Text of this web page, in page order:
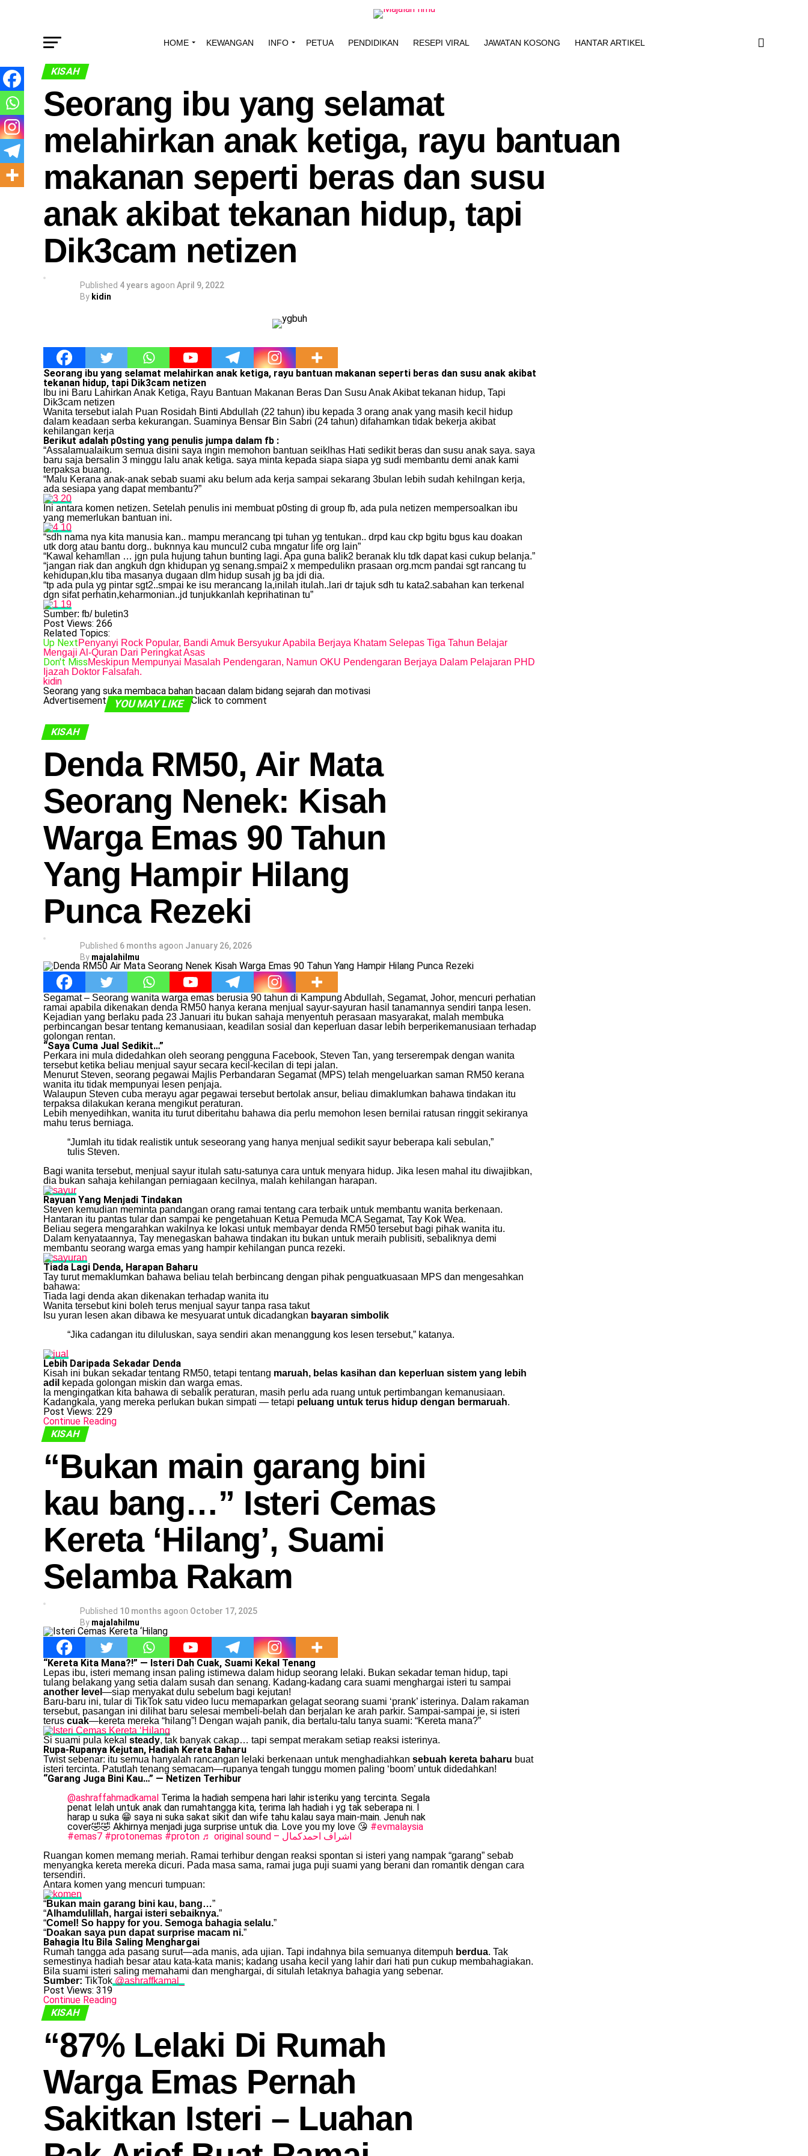
HOME KEWANGAN INFO PETUA PENDIDIKAN RESEPI VIRAL JAWATAN KOSONG HANTAR ARTIKEL
KISAH
Seorang ibu yang selamat
melahirkan anak ketiga, rayu bantuan
makanan seperti beras dan susu
anak akibat tekanan hidup, tapi
Dik3cam netizen
Published 4 years agoon April 9, 2022
By kidin
Seorang ibu yang selamat melahirkan anak ketiga, rayu bantuan makanan seperti beras dan susu anak akibat
tekanan hidup, tapi Dik3cam netizen
Ibu ini Baru Lahirkan Anak Ketiga, Rayu Bantuan Makanan Beras Dan Susu Anak Akibat tekanan hidup, Tapi
Dik3cam netizen
Wanita tersebut ialah Puan Rosidah Binti Abdullah (22 tahun) ibu kepada 3 orang anak yang masih kecil hidup
dalam keadaan serba kekurangan. Suaminya Bensar Bin Sabri (24 tahun) difahamkan tidak bekerja akibat
kehilangan kerja
Berikut adalah p0sting yang penulis jumpa dalam fb :
“Assalamualaikum semua disini saya ingin memohon bantuan seiklhas Hati sedikit beras dan susu anak saya. saya
baru saja bersalin 3 minggu lalu anak ketiga. saya minta kepada siapa siapa yg sudi membantu demi anak kami
terpaksa buang.
“Malu Kerana anak-anak sebab suami aku belum ada kerja sampai sekarang 3bulan lebih sudah kehilngan kerja,
ada sesiapa yang dapat membantu?”
Ini antara komen netizen. Setelah penulis ini membuat p0sting di group fb, ada pula netizen mempersoalkan ibu
yang memerlukan bantuan ini.
“sdh nama nya kita manusia kan.. mampu merancang tpi tuhan yg tentukan.. drpd kau ckp bgitu bgus kau doakan
utk dorg atau bantu dorg.. buknnya kau muncul2 cuba mngatur life org lain”
“Kawal keham!lan … jgn pula hujung tahun bunting lagi. Apa guna balik2 beranak klu tdk dapat kasi cukup belanja.”
“jangan riak dan angkuh dgn khidupan yg senang.smpai2 x mempedulikn prasaan org.mcm pandai sgt rancang tu
kehidupan,klu tiba masanya dugaan dlm hidup susah jg ba jdi dia.
“tp ada pula yg pintar sgt2..smpai ke isu merancang la,inilah itulah..lari dr tajuk sdh tu kata2.sabahan kan terkenal
dgn sifat perhatin,keharmonian..jd tunjukkanlah keprihatinan tu”
Sumber: fb/ buletin3
Post Views: 266
Related Topics:
Up NextPenyanyi Rock Popular, Bandi Amuk Bersyukur Apabila Berjaya Khatam Selepas Tiga Tahun Belajar
Mengaji Al-Quran Dari Peringkat Asas
Don't MissMeskipun Mempunyai Masalah Pendengaran, Namun OKU Pendengaran Berjaya Dalam Pelajaran PHD
Ijazah Doktor Falsafah.
kidin
Seorang yang suka membaca bahan bacaan dalam bidang sejarah dan motivasi
Advertisement
YOU MAY LIKE Click to comment
KISAH
Denda RM50, Air Mata
Seorang Nenek: Kisah
Warga Emas 90 Tahun
Yang Hampir Hilang
Punca Rezeki
Published 6 months agoon January 26, 2026
By majalahilmu
Segamat – Seorang wanita warga emas berusia 90 tahun di Kampung Abdullah, Segamat, Johor, mencuri perhatian
ramai apabila dikenakan denda RM50 hanya kerana menjual sayur-sayuran hasil tanamannya sendiri tanpa lesen.
Kejadian yang berlaku pada 23 Januari itu bukan sahaja menyentuh perasaan masyarakat, malah membuka
perbincangan besar tentang kemanusiaan, keadilan sosial dan keperluan dasar lebih berperikemanusiaan terhadap
golongan rentan.
“Saya Cuma Jual Sedikit…”
Perkara ini mula didedahkan oleh seorang pengguna Facebook, Steven Tan, yang terserempak dengan wanita
tersebut ketika beliau menjual sayur secara kecil-kecilan di tepi jalan.
Menurut Steven, seorang pegawai Majlis Perbandaran Segamat (MPS) telah mengeluarkan saman RM50 kerana
wanita itu tidak mempunyai lesen penjaja.
Walaupun Steven cuba merayu agar pegawai tersebut bertolak ansur, beliau dimaklumkan bahawa tindakan itu
terpaksa dilakukan kerana mengikut peraturan.
Lebih menyedihkan, wanita itu turut diberitahu bahawa dia perlu memohon lesen bernilai ratusan ringgit sekiranya
mahu terus berniaga.
“Jumlah itu tidak realistik untuk seseorang yang hanya menjual sedikit sayur beberapa kali sebulan,”
tulis Steven.
Bagi wanita tersebut, menjual sayur itulah satu-satunya cara untuk menyara hidup. Jika lesen mahal itu diwajibkan,
dia bukan sahaja kehilangan perniagaan kecilnya, malah kehilangan harapan.
Rayuan Yang Menjadi Tindakan
Steven kemudian meminta pandangan orang ramai tentang cara terbaik untuk membantu wanita berkenaan.
Hantaran itu pantas tular dan sampai ke pengetahuan Ketua Pemuda MCA Segamat, Tay Kok Wea.
Beliau segera mengarahkan wakilnya ke lokasi untuk membayar denda RM50 tersebut bagi pihak wanita itu.
Dalam kenyataannya, Tay menegaskan bahawa tindakan itu bukan untuk meraih publisiti, sebaliknya demi
membantu seorang warga emas yang hampir kehilangan punca rezeki.
Tiada Lagi Denda, Harapan Baharu
Tay turut memaklumkan bahawa beliau telah berbincang dengan pihak penguatkuasaan MPS dan mengesahkan
bahawa:
Tiada lagi denda akan dikenakan terhadap wanita itu
Wanita tersebut kini boleh terus menjual sayur tanpa rasa takut
Isu yuran lesen akan dibawa ke mesyuarat untuk dicadangkan bayaran simbolik
“Jika cadangan itu diluluskan, saya sendiri akan menanggung kos lesen tersebut,” katanya.
Lebih Daripada Sekadar Denda
Kisah ini bukan sekadar tentang RM50, tetapi tentang maruah, belas kasihan dan keperluan sistem yang lebih
adil kepada golongan miskin dan warga emas.
Ia mengingatkan kita bahawa di sebalik peraturan, masih perlu ada ruang untuk pertimbangan kemanusiaan.
Kadangkala, yang mereka perlukan bukan simpati — tetapi peluang untuk terus hidup dengan bermaruah.
Post Views: 229
Continue Reading
KISAH
“Bukan main garang bini
kau bang…” Isteri Cemas
Kereta ‘Hilang’, Suami
Selamba Rakam
Published 10 months agoon October 17, 2025
By majalahilmu
“Kereta Kita Mana?!” — Isteri Dah Cuak, Suami Kekal Tenang
Lepas ibu, isteri memang insan paling istimewa dalam hidup seorang lelaki. Bukan sekadar teman hidup, tapi
tulang belakang yang setia dalam susah dan senang. Kadang-kadang cara suami menghargai isteri tu sampai
another level —siap menyakat dulu sebelum bagi kejutan!
Baru-baru ini, tular di TikTok satu video lucu memaparkan gelagat seorang suami ‘prank’ isterinya. Dalam rakaman
tersebut, pasangan ini dilihat baru selesai membeli-belah dan berjalan ke arah parkir. Sampai-sampai je, si isteri
terus cuak—kereta mereka “hilang”! Dengan wajah panik, dia bertalu-talu tanya suami: “Kereta mana?”
Si suami pula kekal steady, tak banyak cakap… tapi sempat merakam setiap reaksi isterinya.
Rupa-Rupanya Kejutan, Hadiah Kereta Baharu
Twist sebenar: itu semua hanyalah rancangan lelaki berkenaan untuk menghadiahkan sebuah kereta baharu buat
isteri tercinta. Patutlah tenang semacam—rupanya tengah tunggu momen paling ‘boom’ untuk didedahkan!
“Garang Juga Bini Kau…” — Netizen Terhibur
@ashraffahmadkamal Terima la hadiah sempena hari lahir isteriku yang tercinta. Segala
penat lelah untuk anak dan rumahtangga kita, terima lah hadiah i yg tak seberapa ni. I
harap u suka 😁 saya ni suka sakat sikit dan wife tahu kalau saya main-main. Jenuh nak
cover🤣🤣 Akhirnya menjadi juga surprise untuk dia. Love you my love 😘 #evmalaysia
#emas7 #protonemas #proton ♬ original sound – اشراف احمدكمال
Ruangan komen memang meriah. Ramai terhibur dengan reaksi spontan si isteri yang nampak “garang” sebab
menyangka kereta mereka dicuri. Pada masa sama, ramai juga puji suami yang berani dan romantik dengan cara
tersendiri.
Antara komen yang mencuri tumpuan:
“Bukan main garang bini kau, bang…”
“Alhamdulillah, hargai isteri sebaiknya.”
“Comel! So happy for you. Semoga bahagia selalu.”
“Doakan saya pun dapat surprise macam ni.”
Bahagia Itu Bila Saling Menghargai
Rumah tangga ada pasang surut—ada manis, ada ujian. Tapi indahnya bila semuanya ditempuh berdua. Tak
semestinya hadiah besar atau kata-kata manis; kadang usaha kecil yang lahir dari hati pun cukup membahagiakan.
Bila suami isteri saling memahami dan menghargai, di situlah letaknya bahagia yang sebenar.
Sumber: TikTok @ashraffkamal_
Post Views: 319
Continue Reading
KISAH
“87% Lelaki Di Rumah
Warga Emas Pernah
Sakitkan Isteri – Luahan